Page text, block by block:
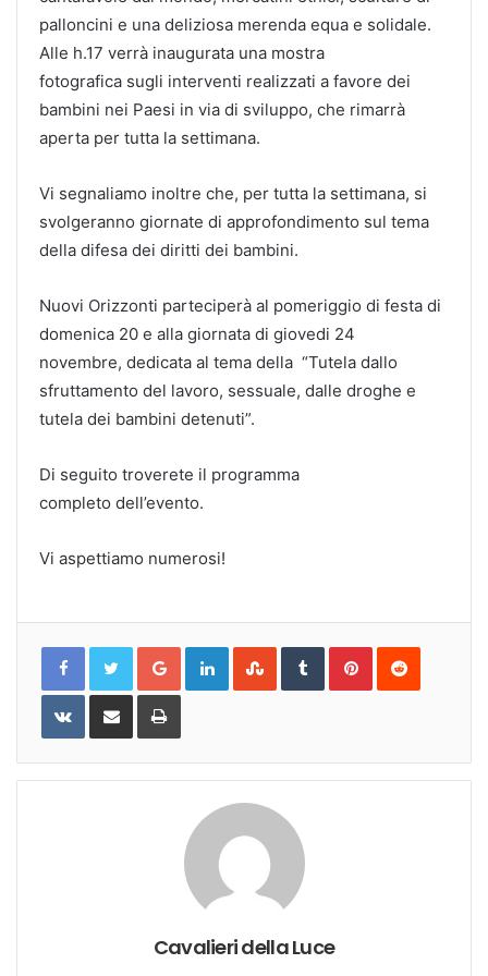
palloncini e una deliziosa merenda equa e solidale.
Alle h.17 verrà inaugurata una mostra
fotografica sugli interventi realizzati a favore dei
bambini nei Paesi in via di sviluppo, che rimarrà
aperta per tutta la settimana.
Vi segnaliamo inoltre che, per tutta la settimana, si
svolgeranno giornate di approfondimento sul tema
della difesa dei diritti dei bambini.
Nuovi Orizzonti parteciperà al pomeriggio di festa di
domenica 20 e alla giornata di giovedi 24
novembre, dedicata al tema della “Tutela dallo
sfruttamento del lavoro, sessuale, dalle droghe e
tutela dei bambini detenuti”.
Di seguito troverete il programma
completo dell’evento.
Vi aspettiamo numerosi!
Google+LinkedInStumbleUpon
TumblrPinterestReddit
VKontakteShare
Email
Print
Cavalieri della Luce